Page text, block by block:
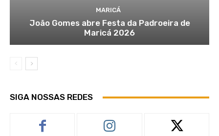
MARICÁ
João Gomes abre Festa da Padroeira de
Maricá 2026
SIGA NOSSAS REDES